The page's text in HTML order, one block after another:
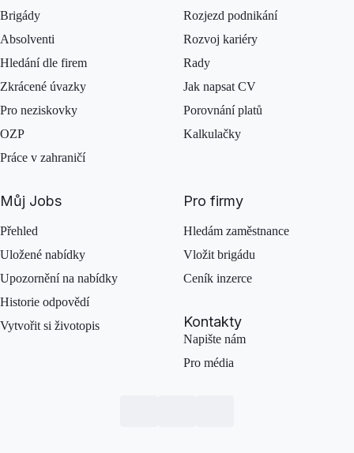
Brigády
Absolventi
Hledání dle firem
Zkrácené úvazky
Pro neziskovky
OZP
Práce v zahraničí
Rozjezd podnikání
Rozvoj kariéry
Rady
Jak napsat CV
Porovnání platů
Kalkulačky
Můj Jobs
Přehled
Uložené nabídky
Upozornění na nabídky
Historie odpovědí
Vytvořit si životopis
Pro firmy
Hledám zaměstnance
Vložit brigádu
Ceník inzerce
Kontakty
Napište nám
Pro média